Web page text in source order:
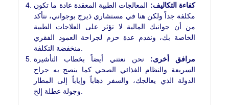
كفاءة التكاليف: المعالجات الطبية المعقدة عادة ما تكون
مكلفة جداً ولكن هنا في مستشاري ذيرج بوجواني، نتأكد
من أن جوانبك المالية لا تؤثر على العلاجات الطبية
الخاصة بك، ونقدم عدة حزم لجراحة العمود الفقري
منخفضة التكلفة.
مرافق أخرى: نحن نعتني أيضاً بخطاب التأشيرة
السريعة والنظام الغذائي الصحي كما ينصح به جراح
الدولة الذي يعالجك، والسفر ذهاباً وإياباً إلى المطار
وجولة عطلة إلخ.